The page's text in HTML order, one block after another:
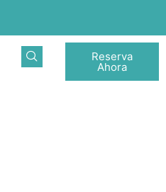
Reserva
Ahora